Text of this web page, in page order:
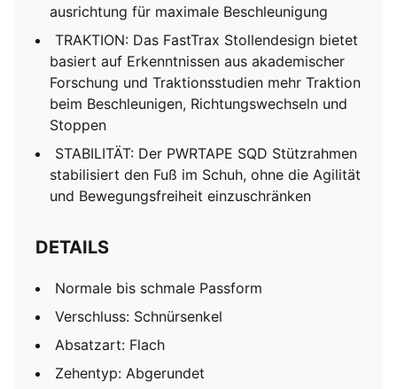
ausrichtung für maximale Beschleunigung
TRAKTION: Das FastTrax Stollendesign bietet
basiert auf Erkenntnissen aus akademischer
Forschung und Traktionsstudien mehr Traktion
beim Beschleunigen, Richtungswechseln und
Stoppen
STABILITÄT: Der PWRTAPE SQD Stützrahmen
stabilisiert den Fuß im Schuh, ohne die Agilität
und Bewegungsfreiheit einzuschränken
DETAILS
Normale bis schmale Passform
Verschluss: Schnürsenkel
Absatzart: Flach
Zehentyp: Abgerundet